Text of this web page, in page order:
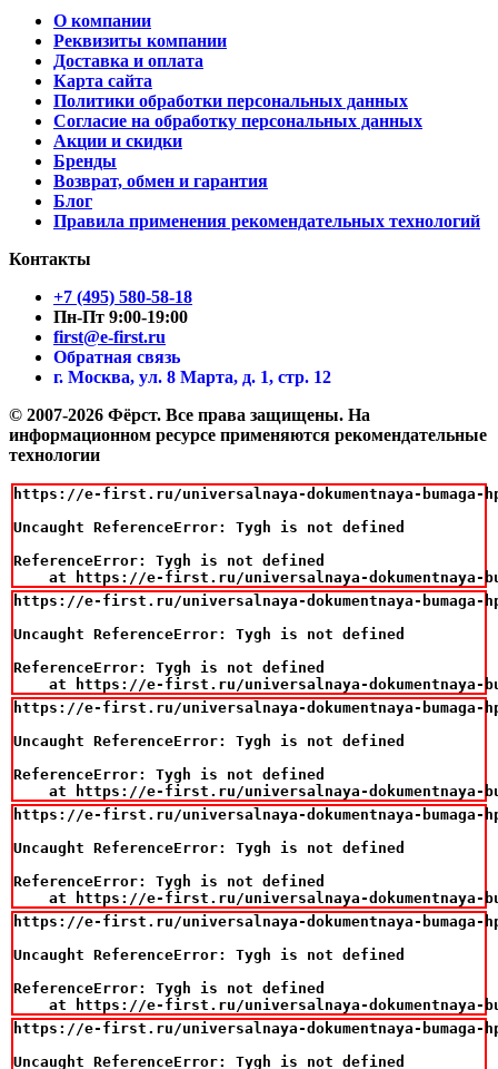
О компании
Реквизиты компании
Доставка и оплата
Карта сайта
Политики обработки персональных данных
Согласие на обработку персональных данных
Акции и скидки
Бренды
Возврат, обмен и гарантия
Блог
Правила применения рекомендательных технологий
Контакты
+7 (495) 580-58-18
Пн-Пт 9:00-19:00
first@e-first.ru
Обратная связь
г. Москва, ул. 8 Марта, д. 1, стр. 12
© 2007-2026 Фёрст. Все права защищены. На
информационном ресурсе применяются рекомендательные
технологии
https://e-first.ru/universalnaya-dokumentnaya-bumaga-hp-
Uncaught ReferenceError: Tygh is not defined
ReferenceError: Tygh is not defined
at https://e-first.ru/universalnaya-dokumentnaya-
https://e-first.ru/universalnaya-dokumentnaya-bumaga-hp-
Uncaught ReferenceError: Tygh is not defined
ReferenceError: Tygh is not defined
at https://e-first.ru/universalnaya-dokumentnaya-
https://e-first.ru/universalnaya-dokumentnaya-bumaga-hp-
Uncaught ReferenceError: Tygh is not defined
ReferenceError: Tygh is not defined
at https://e-first.ru/universalnaya-dokumentnaya-
https://e-first.ru/universalnaya-dokumentnaya-bumaga-hp-
Uncaught ReferenceError: Tygh is not defined
ReferenceError: Tygh is not defined
at https://e-first.ru/universalnaya-dokumentnaya-
https://e-first.ru/universalnaya-dokumentnaya-bumaga-hp-
Uncaught ReferenceError: Tygh is not defined
ReferenceError: Tygh is not defined
at https://e-first.ru/universalnaya-dokumentnaya-
https://e-first.ru/universalnaya-dokumentnaya-bumaga-hp-
Uncaught ReferenceError: Tygh is not defined